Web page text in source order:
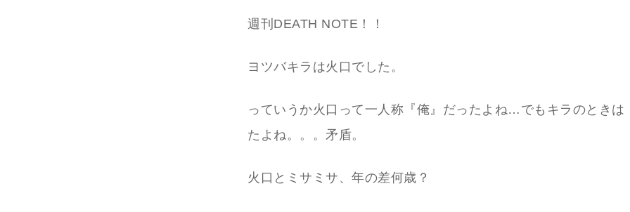
週刊DEATH NOTE！！
ヨツバキラは火口でした。
っていうか火口って一人称『俺』だったよね…でもキラのときは
たよね。。。矛盾。
火口とミサミサ、年の差何歳？